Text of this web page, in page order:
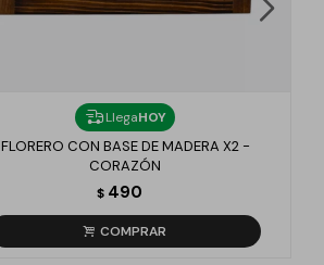
LlegaHOY
FLORERO CON BASE DE MADERA X2 -
CORAZÓN
$ 490